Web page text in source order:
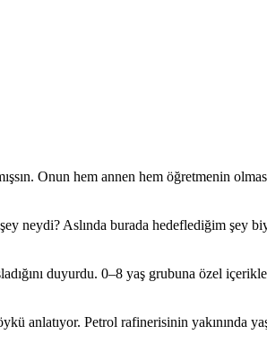
Onun hem annen hem öğretmenin
neydi? Aslında burada hedeflediğim şey
duyurdu. 0–8 yaş grubuna özel
anlatıyor. Petrol rafinerisinin yakınında